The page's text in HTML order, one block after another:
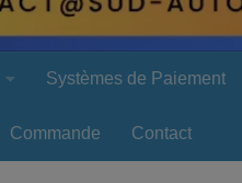
Systèmes de Paiement
Commande Contact